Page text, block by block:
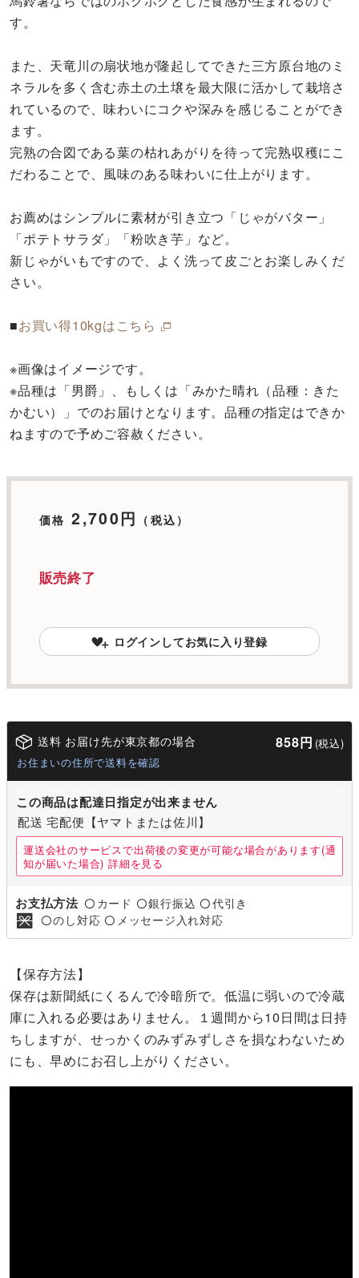
す。
また、天竜川の扇状地が隆起してできた三方原台地のミ
ネラルを多く含む赤土の土壌を最大限に活かして栽培さ
れているので、味わいにコクや深みを感じることができ
ます。
完熟の合図である葉の枯れあがりを待って完熟収穫にこ
だわることで、風味のある味わいに仕上がります。
お薦めはシンプルに素材が引き立つ「じゃがバター」
「ポテトサラダ」「粉吹き芋」など。
新じゃがいもですので、よく洗って皮ごとお楽しみくだ
さい。
■お買い得10kgはこちら
※画像はイメージです。
※品種は「男爵」、もしくは「みかた晴れ（品種：きた
かむい）」でのお届けとなります。品種の指定はできか
ねますので予めご容赦ください。
価格 2,700円 （税込）
販売終了
ログインしてお気に入り登録
送料 お届け先が東京都の場合 858円 (税込)
お住まいの住所で送料を確認
この商品は配達日指定が出来ません
配送 宅配便【ヤマトまたは佐川】
運送会社のサービスで出荷後の変更が可能な場合があります(通
知が届いた場合) 詳細を見る
お支払方法 〇 カード 〇銀行振込 〇代引き
〇のし対応 〇 メッセージ入れ対応
【保存方法】
保存は新聞紙にくるんで冷暗所で。低温に弱いので冷蔵
庫に入れる必要はありません。１週間から10日間は日持
ちしますが、せっかくのみずみずしさを損なわないため
にも、早めにお召し上がりください。